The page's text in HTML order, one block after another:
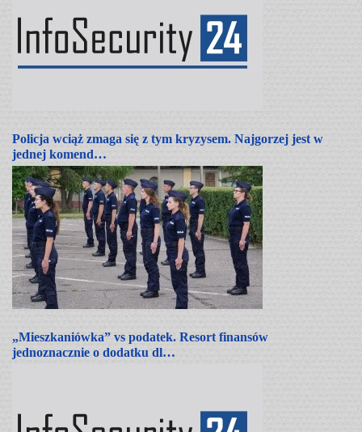
Policja wciąż zmaga się z tym kryzysem. Najgorzej jest w
jednej komend…
„Mieszkaniówka” vs podatek. Resort finansów
jednoznacznie o dodatku dl…